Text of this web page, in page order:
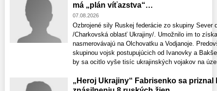
má „plán víťazstva“…
07.08.2026
Ozbrojené sily Ruskej federácie zo skupiny Sever
/Charkovská oblasť Ukrajiny/. Umožnilo im to
nasmerovávajú na Olchovatku a Vodjanoje.
skupinou vojsk postupujúcich od Ivanovky a
by sa ocitlo vyše tisíc ukrajinských vojakov na
„Heroj Ukrajiny“ Fabrisenko sa priznal